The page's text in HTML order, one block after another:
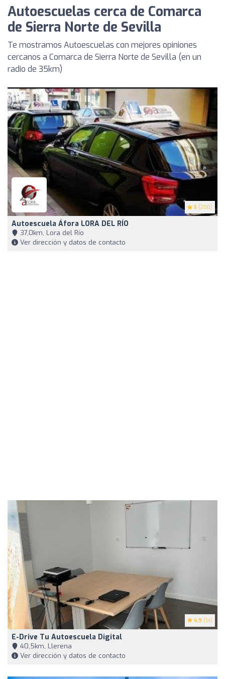
Autoescuelas cerca de Comarca
de Sierra Norte de Sevilla
Te mostramos Autoescuelas con mejores opiniones
cercanos a Comarca de Sierra Norte de Sevilla (en un
radio de 35km)
5 (200)
Autoescuela Áfora LORA DEL RÍO
37,0km, Lora del Río
Ver dirección y datos de contacto
4.9 (14)
E-Drive Tu Autoescuela Digital
40,5km, Llerena
Ver dirección y datos de contacto